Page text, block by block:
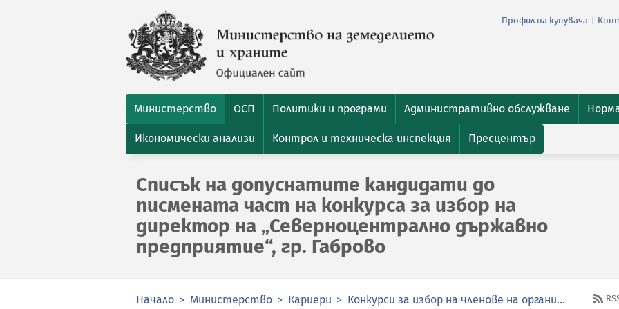
Профил на купувача
Министерство ОСП Политики и програми Административно обслужване
Икономически анализи Контрол и техническа инспекция Пресцентър
Списък на допуснатите кандидати до
писмената част на конкурса за избор на
директор на „Северноцентрално държавно
предприятие“, гр. Габрово
Начало Министерство Кариери Конкурси за избор на членове на органите за управление и контрол в публичните предприятия